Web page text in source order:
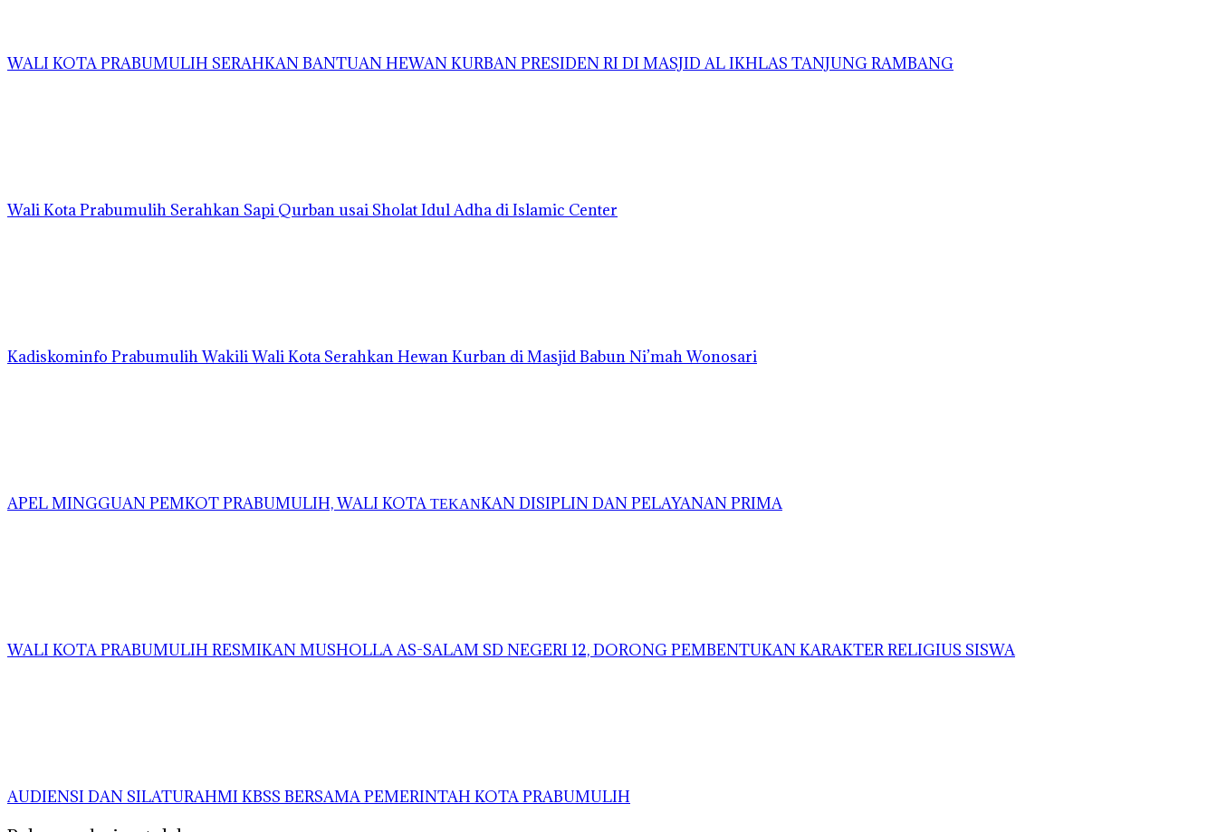
WALI KOTA PRABUMULIH SERAHKAN BANTUAN HEWAN KURBAN PRESIDEN RI DI MASJID AL IKHLAS TANJUNG RAMBANG
Wali Kota Prabumulih Serahkan Sapi Qurban usai Sholat Idul Adha di Islamic Center
Kadiskominfo Prabumulih Wakili Wali Kota Serahkan Hewan Kurban di Masjid Babun Ni’mah Wonosari
APEL MINGGUAN PEMKOT PRABUMULIH, WALI KOTA ΤΕΚΑΝKAN DISIPLIN DAN PELAYANAN PRIMA
WALI KOTA PRABUMULIH RESMIKAN MUSHOLLA AS-SALAM SD NEGERI 12, DORONG PEMBENTUKAN KARAKTER RELIGIUS SISWA
AUDIENSI DAN SILATURAHMI KBSS BERSAMA PEMERINTAH KOTA PRABUMULIH